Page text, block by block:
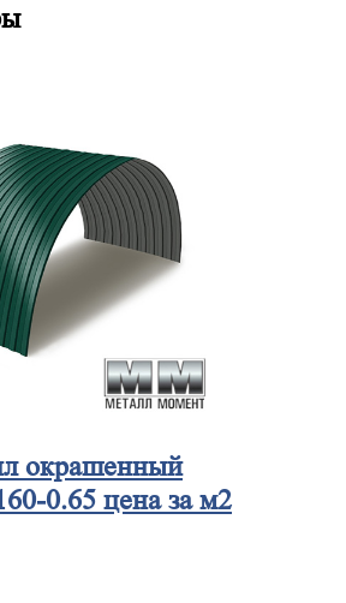
окрашенный
0.65 цена за м2